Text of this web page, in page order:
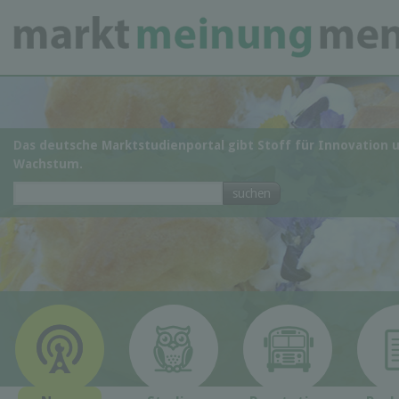
Das deutsche Marktstudienportal gibt Stoff für Innovation
Wachstum.